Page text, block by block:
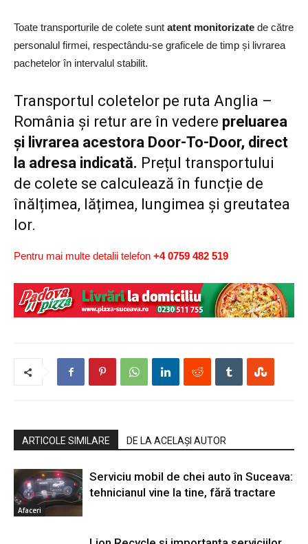
Toate transporturile de colete sunt atent monitorizate de către
personalul firmei, respectându-se graficele de timp și livrarea
pachetelor în intervalul stabilit.
Transportul coletelor pe ruta Anglia –
România și retur are în vedere preluarea
și livrarea acestora Door-To-Door, direct
la adresa indicată. Prețul transportului
de colete se calculează în funcție de
înălțimea, lățimea, lungimea și greutatea
lor.
Pentru mai multe detalii telefon +4 0759 482 519
ARTICOLE SIMILARE DE LA ACELAȘI AUTOR
Afaceri
Serviciu mobil de chei auto în Suceava:
tehnicianul vine la tine, fără tractare